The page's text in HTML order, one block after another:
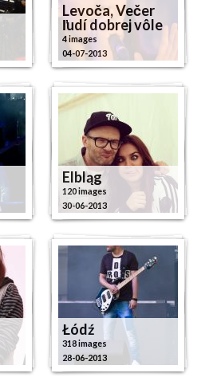
Levoča, Večer
ľudí dobrej vôle
4 images
04-07-2013
Elbląg
120 images
30-06-2013
Łódź
318 images
28-06-2013